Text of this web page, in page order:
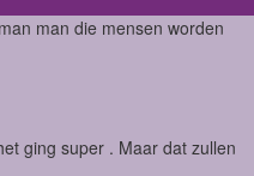
man die mensen worden
ging super . Maar dat zullen